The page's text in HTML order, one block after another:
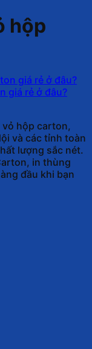
hộp
giá rẻ ở đâu?
vỏ hộp carton,
và các tỉnh toàn
lượng sắc nét.
in thùng
đầu khi bạn